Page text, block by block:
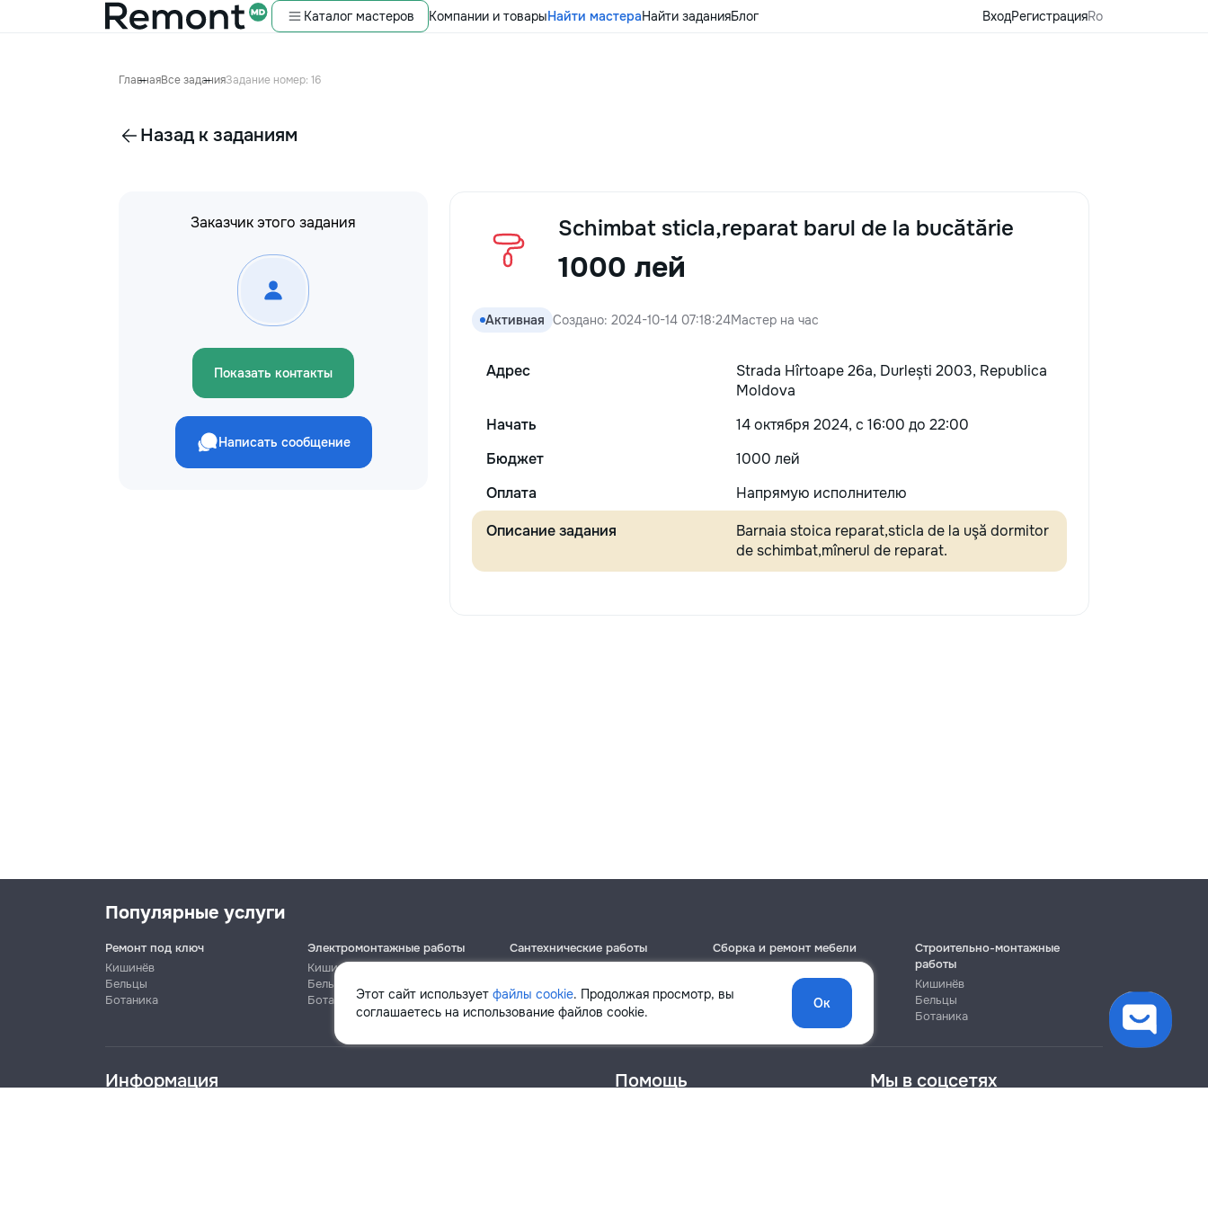
Каталог мастеров Компании и товарыНайти мастераНайти заданияБлог ВходРегистрацияRo
ГлавнаяВсе заданияЗадание номер: 16
Назад к заданиям
Заказчик этого задания
Показать контакты
Написать сообщение
Schimbat sticla,reparat barul de la bucătărie
1000 лей
Активная Создано: 2024-10-14 07:18:24Мастер на час
Адрес
Strada Hîrtoape 26a, Durlești 2003, Republica
Moldova
Начать
14 октября 2024, c 16:00 до 22:00
Бюджет
1000 лей
Оплата
Напрямую исполнителю
Описание задания
Barnaia stoica reparat,sticla de la uşă dormitor
de schimbat,mînerul de reparat.
Телефон
Этот сайт использует файлы cookie. Продолжая просмотр, вы
соглашаетесь на использование файлов cookie.
Ок
Популярные услуги
Ремонт под ключ
Кишинёв
Бельцы
Ботаника
Электромонтажные работы
Кишинёв
Бельцы
Ботаника
Сантехнические работы
Ботаника
Сборка и ремонт мебели
Ботаника
Строительно-монтажные
работы
Кишинёв
Бельцы
Ботаника
Информация Помощь Мы в соцсетях